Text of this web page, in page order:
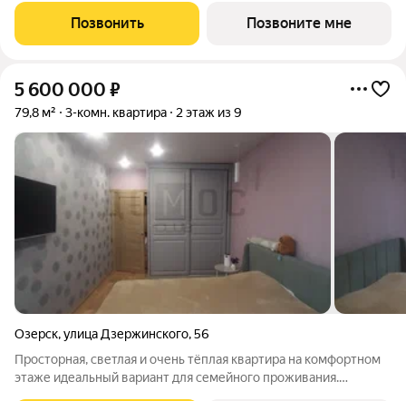
Позвонить Позвоните мне
5 600 000 ₽
79,8 м² 3-комн. квартира 2 этаж из 9
Озерск,улица Дзержинского,56
Просторная, светлая и очень тёплая квартира на комфортном
этаже идеальный вариант для семейного проживания.